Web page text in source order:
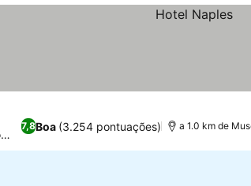
7,8Boa (3.254 pontuações) a 1.0 km de